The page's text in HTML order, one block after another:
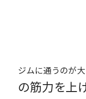
ジムに通うのが
の筋力を上